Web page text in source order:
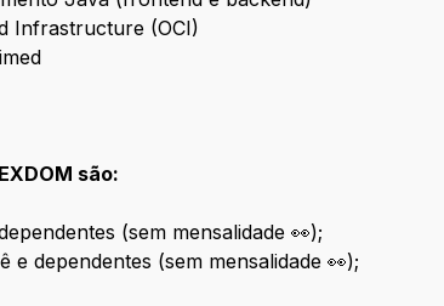
Infrastructure (OCI)
são:
(sem mensalidade 👀);
e dependentes (sem mensalidade 👀);